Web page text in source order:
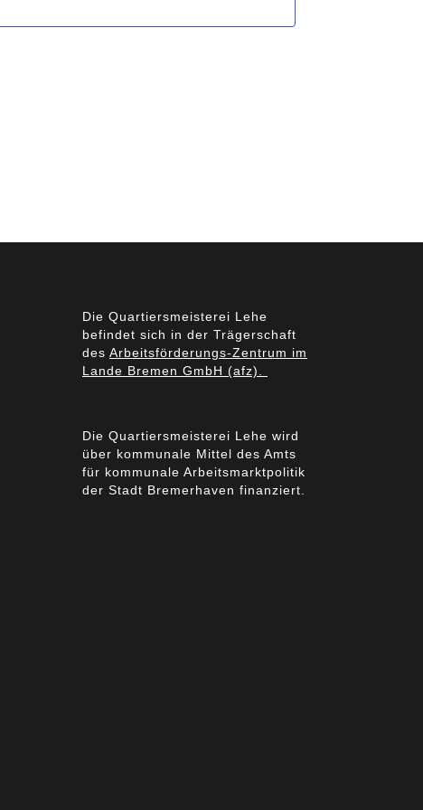
Die Quartiersmeisterei Lehe
befindet sich in der Trägerschaft
des Arbeitsförderungs-Zentrum im
Lande Bremen GmbH (afz).
Die Quartiersmeisterei Lehe wird
über kommunale Mittel des Amts
für kommunale Arbeitsmarktpolitik
der Stadt Bremerhaven finanziert.